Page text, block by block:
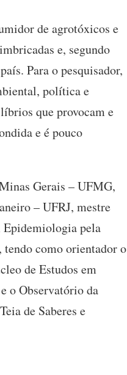
de agrotóxicos e
e, segundo
Para o pesquisador,
política e
que provocam e
e é pouco
Gerais – UFMG,
– UFRJ, mestre
Epidemiologia pela
tendo como orientador o
de Estudos em
o Observatório da
de Saberes e